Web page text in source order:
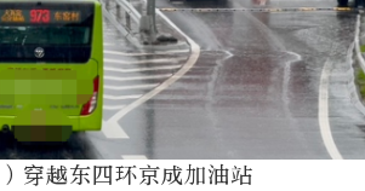
穿越东四环京成加油站